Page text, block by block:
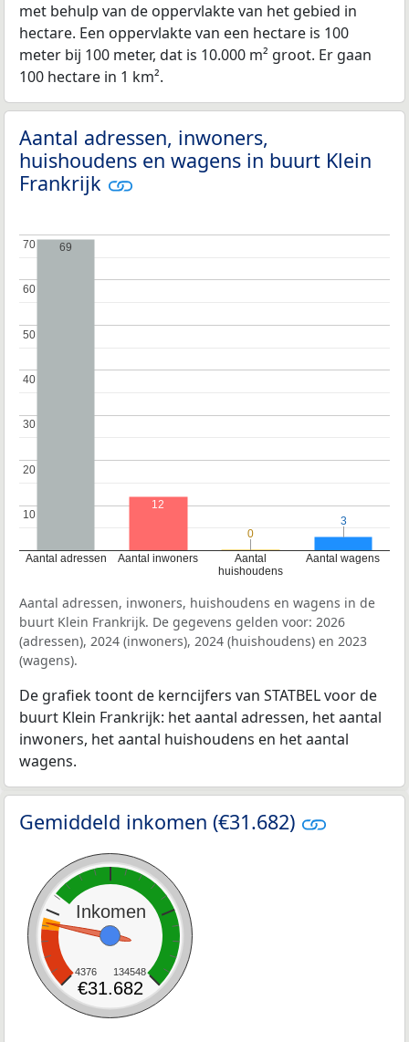
met behulp van de oppervlakte van het gebied in
hectare. Een oppervlakte van een hectare is 100
meter bij 100 meter, dat is 10.000 m² groot. Er gaan
100 hectare in 1 km².
Aantal adressen, inwoners,
huishoudens en wagens in buurt Klein
Frankrijk
Aantal adressen Aantal inwoners
Aantal
huishoudens
Aantal wagens
10
10
20
20
30
30
40
40
50
50
60
60
70
70 69
12
0
0
3
3
Aantal adressen, inwoners, huishoudens en wagens in de
buurt Klein Frankrijk. De gegevens gelden voor: 2026
(adressen), 2024 (inwoners), 2024 (huishoudens) en 2023
(wagens).
De grafiek toont de kerncijfers van STATBEL voor de
buurt Klein Frankrijk: het aantal adressen, het aantal
inwoners, het aantal huishoudens en het aantal
wagens.
Gemiddeld inkomen (€31.682)
Inkomen
4376 134548
€31.682